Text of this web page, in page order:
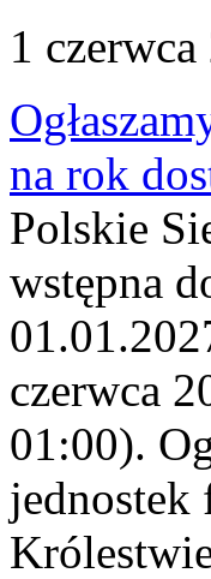
1
na rok
Polskie
wstępna
czerwca
01:00).
jednostek